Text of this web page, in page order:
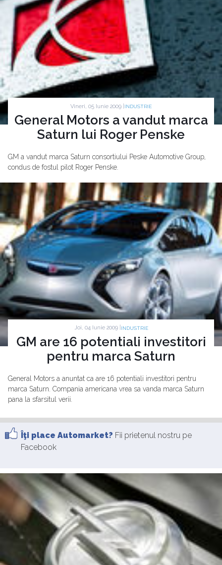
Vineri, 05 Iunie 2009 | INDUSTRIE
General Motors a vandut marca
Saturn lui Roger Penske
GM a vandut marca Saturn consortiului Peske Automotive Group,
condus de fostul pilot Roger Penske.
Joi, 04 Iunie 2009 | INDUSTRIE
GM are 16 potentiali investitori
pentru marca Saturn
General Motors a anuntat ca are 16 potentiali investitori pentru
marca Saturn. Compania americana vrea sa vanda marca Saturn
pana la sfarsitul verii.
Îţi place Automarket? Fii prietenul nostru pe
Facebook